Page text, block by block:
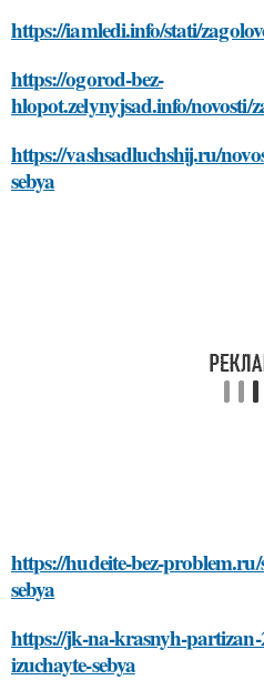
https://iamledi.info/stati/
https://ogorod-bez-
hlopot.zelynyjsad.info/novosti/
https://vashsadluchshij.ru/
sebya
https://hudeite-bez-
sebya
https://jk-na-krasnyh-
izuchayte-sebya